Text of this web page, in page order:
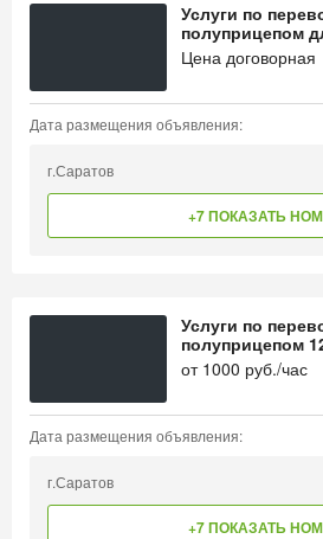
Услуги по
полуприцепом
Цена договорная
Дата размещения объявления:
г.Саратов
+7 ПОКАЗАТЬ
Услуги по
полуприцепом
от 1000 руб./час
Дата размещения объявления:
г.Саратов
+7 ПОКАЗАТЬ